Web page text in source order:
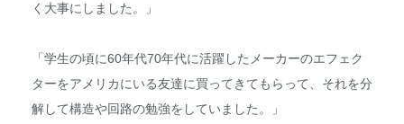
く大事にしました。」
「学生の頃に60年代70年代に活躍したメーカーのエフェク
ターをアメリカにいる友達に買ってきてもらって、それを分
解して構造や回路の勉強をしていました。」